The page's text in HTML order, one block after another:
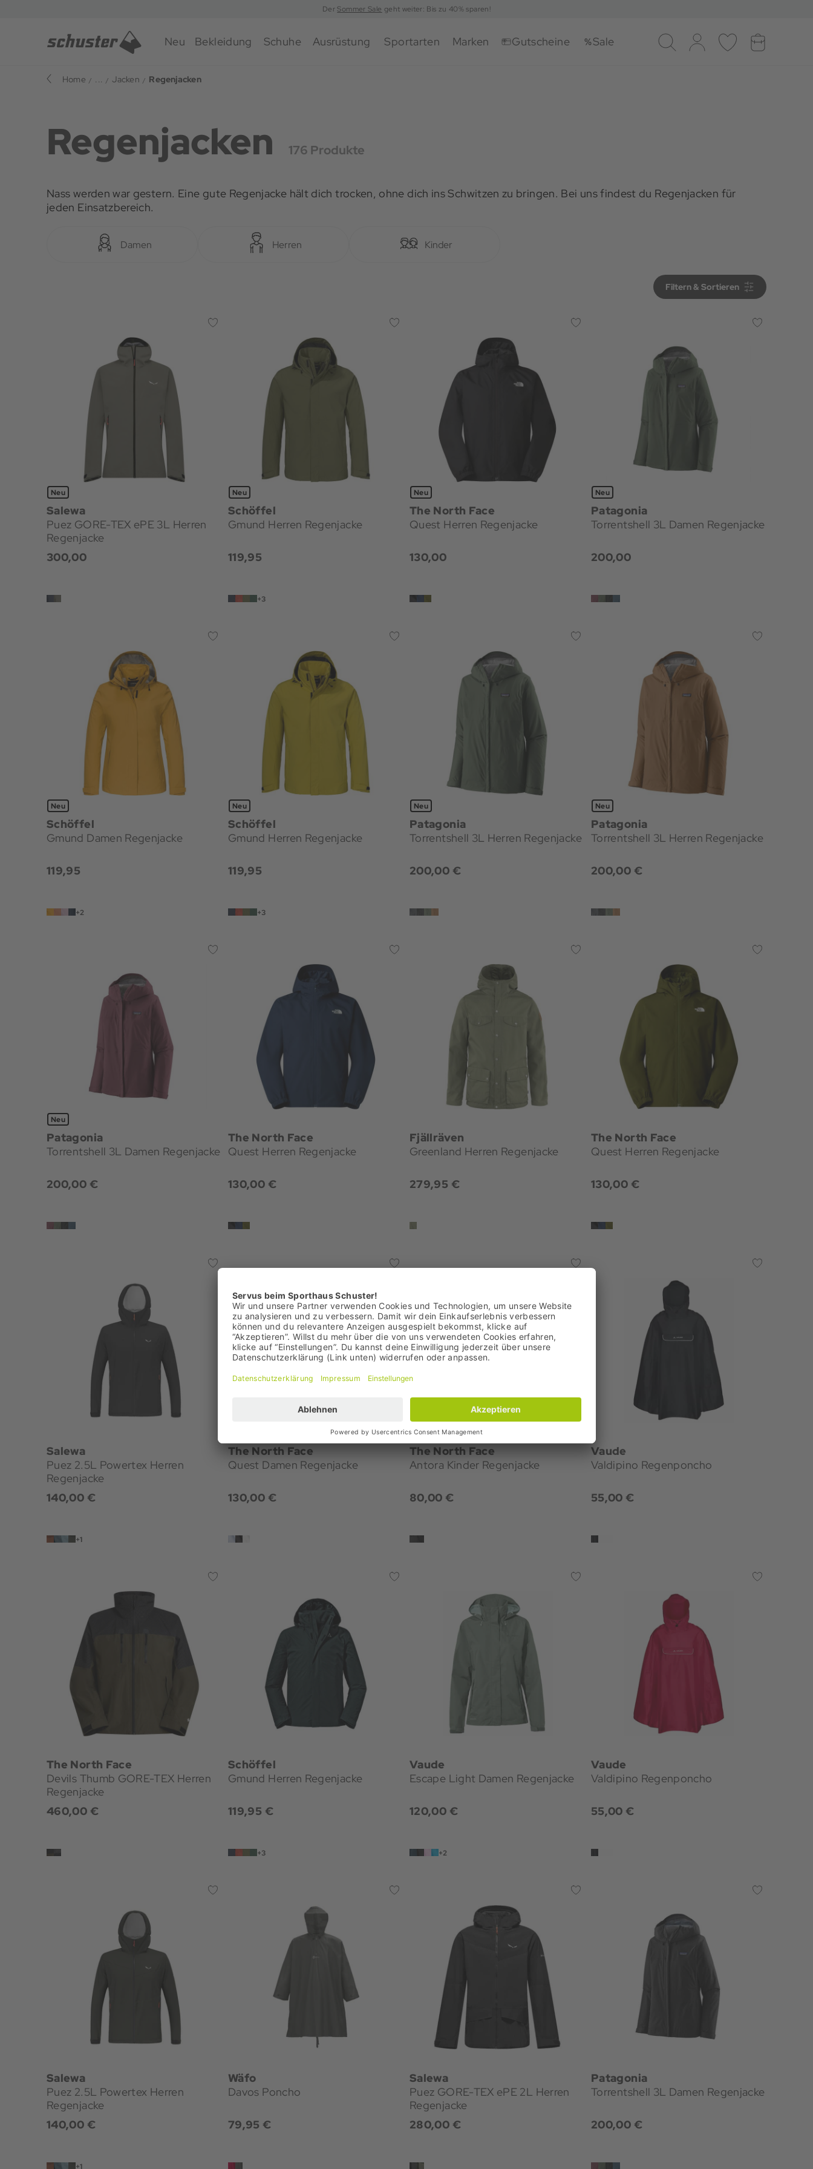
DerSommer Sale geht weiter: Bis zu 40% sparen!
Neu Bekleidung Schuhe Ausrüstung Sportarten Marken Gutscheine Sale
Suche Log-in MerklisteWarenkorb
Home ... Jacken Regenjacken
Regenjacken 176 Produkte
Nass werden war gestern. Eine gute Regenjacke hält dich trocken, ohne dich ins Schwitzen zu bringen. Bei uns findest du Regenjacken für
jeden Einsatzbereich.
Damen Herren Kinder
Filtern & Sortieren
Filtern & Sortieren
Neu
Salewa
Puez GORE-TEX ePE 3L Herren
Regenjacke
300,00
Neu
Schöffel
Gmund Herren Regenjacke
119,95
+3
Neu
The North Face
Quest Herren Regenjacke
130,00
Neu
Patagonia
Torrentshell 3L Damen Regenjacke
200,00
Neu
Schöffel
Gmund Damen Regenjacke
119,95
+2
Neu
Schöffel
Gmund Herren Regenjacke
119,95
+3
Neu
Patagonia
Torrentshell 3L Herren Regenjacke
200,00 €
Neu
Patagonia
Torrentshell 3L Herren Regenjacke
200,00 €
Neu
Patagonia
Torrentshell 3L Damen Regenjacke
200,00 €
The North Face
Quest Herren Regenjacke
130,00 €
Fjällräven
Greenland Herren Regenjacke
279,95 €
The North Face
Quest Herren Regenjacke
130,00 €
Salewa
Puez 2.5L Powertex Herren
Regenjacke
140,00 €
+1
The North Face
Quest Damen Regenjacke
130,00 €
The North Face
Antora Kinder Regenjacke
80,00 €
Vaude
Valdipino Regenponcho
55,00 €
The North Face
Devils Thumb GORE-TEX Herren
Regenjacke
460,00 €
Schöffel
Gmund Herren Regenjacke
119,95 €
+3
Vaude
Escape Light Damen Regenjacke
120,00 €
+2
Vaude
Valdipino Regenponcho
55,00 €
Salewa
Puez 2.5L Powertex Herren
Regenjacke
140,00 €
+1
Wäfo
Davos Poncho
79,95 €
Salewa
Puez GORE-TEX ePE 2L Herren
Regenjacke
280,00 €
Patagonia
Torrentshell 3L Damen Regenjacke
200,00 €